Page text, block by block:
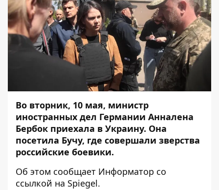
Во вторник, 10 мая, министр
иностранных дел Германии Анналена
Бербок приехала в Украину. Она
посетила Бучу, где совершали зверства
российские боевики.
Об этом сообщает Информатор со
ссылкой на Spiegel.